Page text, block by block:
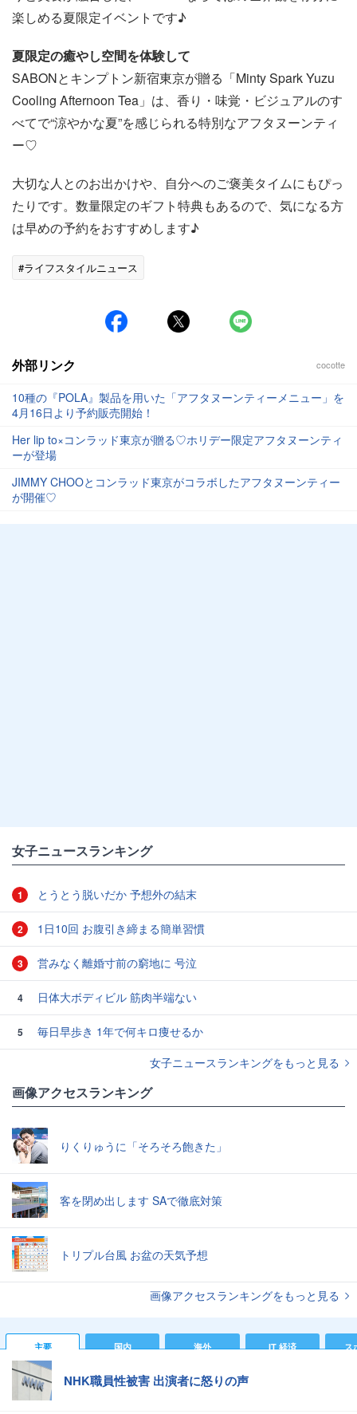
楽しめる夏限定イベントです♪
夏限定の癒やし空間を体験して
SABONとキンプトン新宿東京が贈る「Minty Spark Yuzu
Cooling Afternoon Tea」は、香り・味覚・ビジュアルのす
べてで“涼やかな夏”を感じられる特別なアフタヌーンティ
ー♡
大切な人とのお出かけや、自分へのご褒美タイムにもぴっ
たりです。数量限定のギフト特典もあるので、気になる方
は早めの予約をおすすめします♪
#ライフスタイルニュース
外部リンク cocotte
10種の『POLA』製品を用いた「アフタヌーンティーメニュー」を
4月16日より予約販売開始！
Her lip to×コンラッド東京が贈る♡ホリデー限定アフタヌーンティ
ーが登場
JIMMY CHOOとコンラッド東京がコラボしたアフタヌーンティー
が開催♡
女子ニュースランキング
1 とうとう脱いだか 予想外の結末
2 1日10回 お腹引き締まる簡単習慣
3 営みなく離婚寸前の窮地に 号泣
4 日体大ボディビル 筋肉半端ない
5
毎日早歩き 1年で何キロ痩せるか
女子ニュースランキングをもっと見る
画像アクセスランキング
りくりゅうに「そろそろ飽きた」
客を閉め出します SAで徹底対策
トリプル台風 お盆の天気予想
画像アクセスランキングをもっと見る
主要 国内 海外 IT 経済 ス
NHK職員性被害 出演者に怒りの声